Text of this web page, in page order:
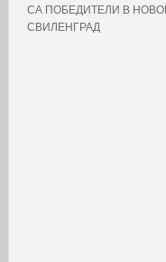
СА ПОБЕДИТЕЛИ В
СВИЛЕНГРАД